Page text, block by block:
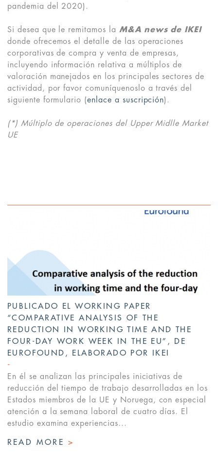
pandemia del 2020).
Si desea que le remitamos la M&A news de IKEI
donde ofrecemos el detalle de las operaciones
corporativas de compra y venta de empresas,
incluyendo información relativa a múltiplos de
valoración manejados en los principales sectores de
actividad, por favor comuníquenoslo a través del
siguiente formulario (enlace a suscripción).
(*) Múltiplo de operaciones del Upper Midlle Market
UE
PUBLICADO EL WORKING PAPER
“COMPARATIVE ANALYSIS OF THE
REDUCTION IN WORKING TIME AND THE
FOUR-DAY WORK WEEK IN THE EU”, DE
EUROFOUND, ELABORADO POR IKEI
En él se analizan las principales iniciativas de
reducción del tiempo de trabajo desarrolladas en los
Estados miembros de la UE y Noruega, con especial
atención a la semana laboral de cuatro días. El
estudio examina experiencias...
READ MORE >